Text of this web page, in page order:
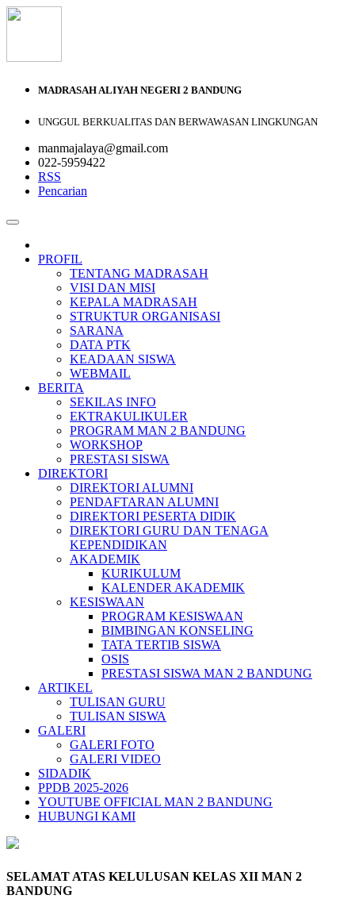
MADRASAH ALIYAH NEGERI 2 BANDUNG
UNGGUL BERKUALITAS DAN BERWAWASAN LINGKUNGAN
manmajalaya@gmail.com
022-5959422
RSS
Pencarian
PROFIL
TENTANG MADRASAH
VISI DAN MISI
KEPALA MADRASAH
STRUKTUR ORGANISASI
SARANA
DATA PTK
KEADAAN SISWA
WEBMAIL
BERITA
SEKILAS INFO
EKTRAKULIKULER
PROGRAM MAN 2 BANDUNG
WORKSHOP
PRESTASI SISWA
DIREKTORI
DIREKTORI ALUMNI
PENDAFTARAN ALUMNI
DIREKTORI PESERTA DIDIK
DIREKTORI GURU DAN TENAGA
KEPENDIDIKAN
AKADEMIK
KURIKULUM
KALENDER AKADEMIK
KESISWAAN
PROGRAM KESISWAAN
BIMBINGAN KONSELING
TATA TERTIB SISWA
OSIS
PRESTASI SISWA MAN 2 BANDUNG
ARTIKEL
TULISAN GURU
TULISAN SISWA
GALERI
GALERI FOTO
GALERI VIDEO
SIDADIK
PPDB 2025-2026
YOUTUBE OFFICIAL MAN 2 BANDUNG
HUBUNGI KAMI
SELAMAT ATAS KELULUSAN KELAS XII MAN 2
BANDUNG